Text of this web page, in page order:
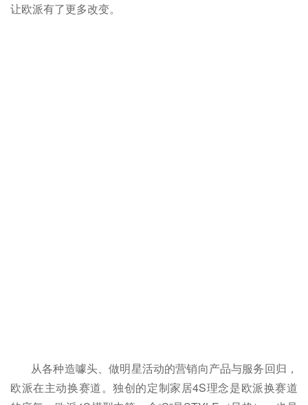
让欧派有了更多改变。
从各种造噱头、做明星活动的营销向产品与服务回归，
欧派在主动换赛道。独创的定制家居4S理念是欧派换赛道